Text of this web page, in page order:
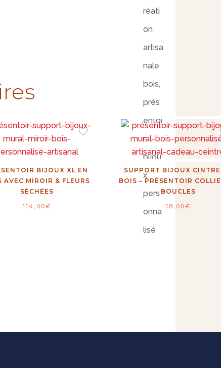
BIJOUX XL EN
AVEC MIROIR & FLEURS
SÉCHÉES
114,00€
SUPPORT BIJOUX CINTRE
BOIS – PRÉSENTOIR
BOUCLES
18,00€